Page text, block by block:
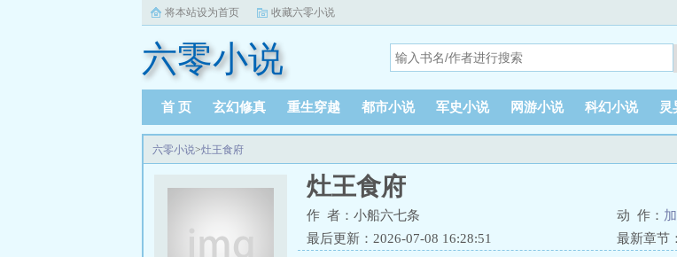
将本站设为首页 收藏六零小说
六零小说
首 页 玄幻修真 重生穿越 都市小说 军史小说 网游小说 科幻小说 灵
六零小说>灶王食府
灶王食府
作 者：小船六七条 动 作：
最后更新：2026-07-08 16:28:51
最新章节：